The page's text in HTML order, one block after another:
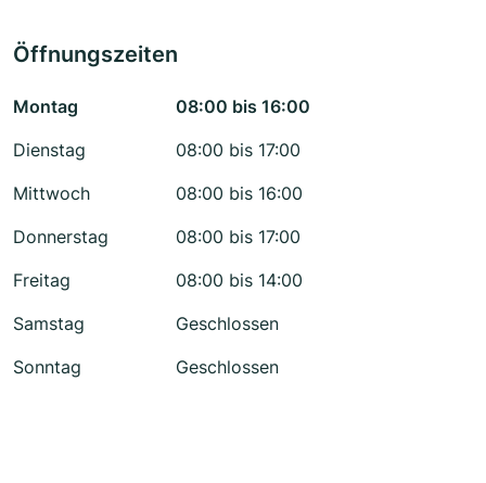
Öffnungszeiten
Montag
08:00 bis 16:00
Dienstag
08:00 bis 17:00
Mittwoch
08:00 bis 16:00
Donnerstag
08:00 bis 17:00
Freitag
08:00 bis 14:00
Samstag
Geschlossen
Sonntag
Geschlossen